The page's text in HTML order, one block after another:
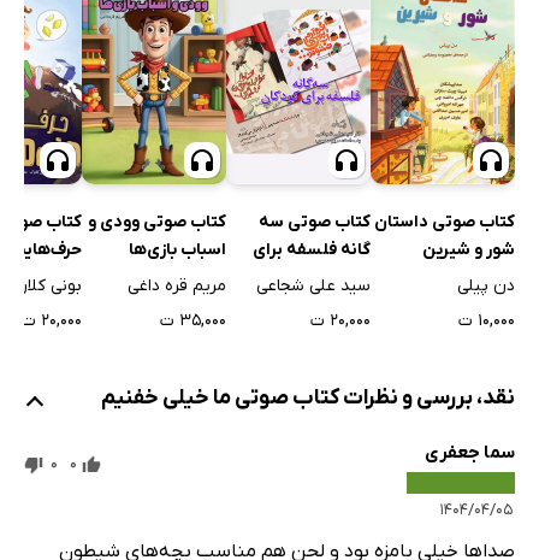
کتاب صوتی داستان
شور و شیرین
دن پیلی
۱۰,۰۰۰ ت
کتاب صوتی سه
گانه فلسفه برای
کودکان
سید علی شجاعی
۲۰,۰۰۰ ت
کتاب صوتی وودی و
اسباب بازی‌ها
مریم قره داغی
۳۵,۰۰۰ ت
کتاب صوتی
حرف‌هایت
مزه کن!
بونی کلارک
۲۰,۰۰۰ ت
نقد، بررسی و نظرات کتاب صوتی ما خیلی خفنیم
سما جعفری
۱۴۰۴/۰۴/۰۵
0
0
صداها خیلی بامزه بود و لحن هم مناسب بچه‌های شیطون